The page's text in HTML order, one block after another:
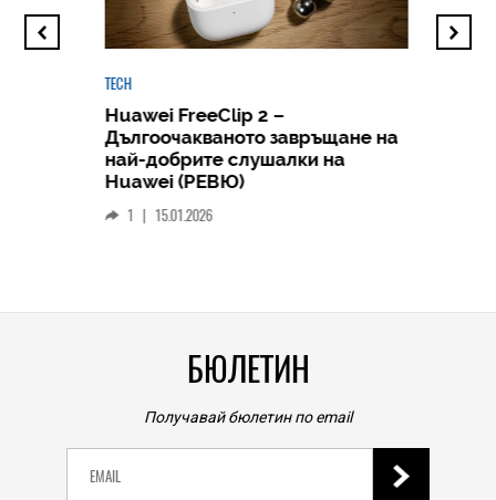
TECH
Huawei FreeClip 2 –
Дългоочакваното завръщане на
най-добрите слушалки на
Huawei (РЕВЮ)
1 15.01.2026
БЮЛЕТИН
Получавай бюлетин по email